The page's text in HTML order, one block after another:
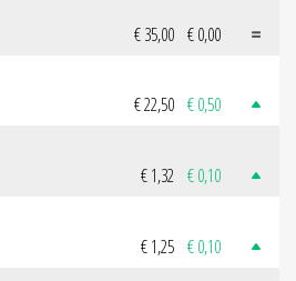
€ 35,00 € 0,00
€ 22,50 € 0,50
€ 1,32 € 0,10
€ 1,25 € 0,10